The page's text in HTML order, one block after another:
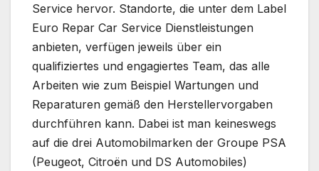
Service hervor. Standorte, die unter dem Label
Euro Repar Car Service Dienstleistungen
anbieten, verfügen jeweils über ein
qualifiziertes und engagiertes Team, das alle
Arbeiten wie zum Beispiel Wartungen und
Reparaturen gemäß den Herstellervorgaben
durchführen kann. Dabei ist man keineswegs
auf die drei Automobilmarken der Groupe PSA
(Peugeot, Citroën und DS Automobiles)